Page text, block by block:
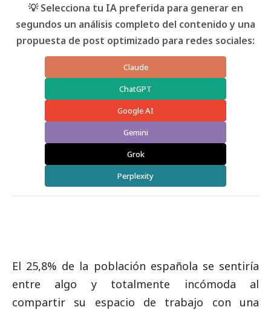
💡 Selecciona tu IA preferida para generar en
segundos un análisis completo del contenido y una
propuesta de post optimizado para redes sociales:
Claude
ChatGPT
Google AI
Gemini
Grok
Perplexity
El 25,8% de la población española se sentiría
entre algo y totalmente incómoda al
compartir su espacio de trabajo con una